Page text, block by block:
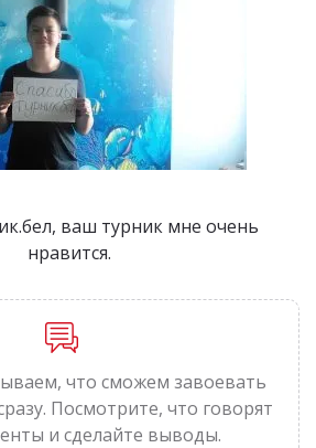
что сможем завоевать
Посмотрите, что говорят
и сделайте выводы.
ваш турник мне очень
нравится.